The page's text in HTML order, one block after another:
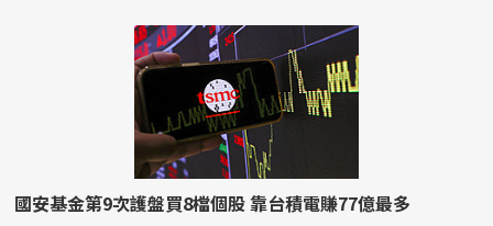
國安基金第9次護盤買8檔個股 靠台積電賺77億最多